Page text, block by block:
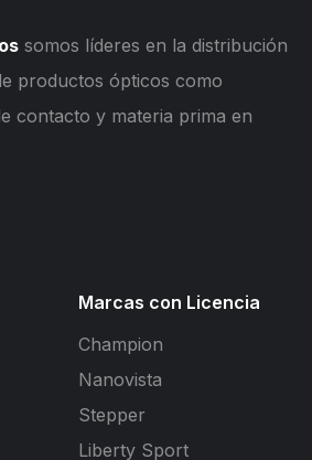
somos líderes en la distribución
productos ópticos como
contacto y materia prima en
Marcas con Licencia
Champion
Nanovista
Stepper
Liberty Sport